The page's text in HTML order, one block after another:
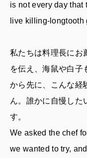
is not every day
live killing-longtooth
私たちは料理長にお
を伝え、海鼠や白子
から先に、こんな経
ん。誰かに自慢した
す。
We asked the chef
we wanted to try,